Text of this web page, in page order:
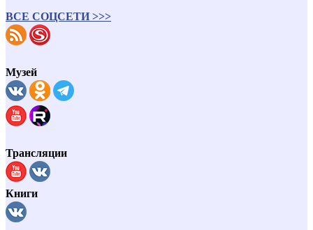
ВСЕ СОЦСЕТИ >>>
Музей
Трансляции
Книги